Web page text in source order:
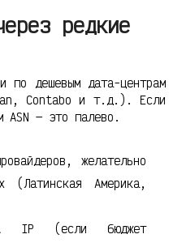
редкие
по дешевым дата-центрам
Contabo и т.д.). Если
ASN — это палево.
желательно
(Латинская Америка,
IP (если бюджет